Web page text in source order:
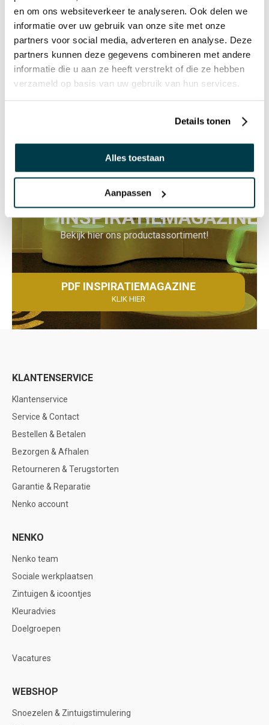
en om ons websiteverkeer te analyseren. Ook delen we
informatie over uw gebruik van onze site met onze
partners voor social media, adverteren en analyse. Deze
partners kunnen deze gegevens combineren met andere
informatie die u aan ze heeft verstrekt of die ze hebben
verzameld op basis van uw gebruik van hun services.
Details tonen
Alles toestaan
Aanpassen
PRODUCTREVIEWS SCHRIJF EEN REVIEW
Er zijn nog geen reviews. Klik op de knop hierboven om
INSPIRATIEMAGAZINE
Bekijk hier ons productassortiment!
PDF INSPIRATIEMAGAZINE
KLIK HIER
KLANTENSERVICE
Klantenservice
Service & Contact
Bestellen & Betalen
Bezorgen & Afhalen
Retourneren & Terugstorten
Garantie & Reparatie
Nenko account
NENKO
Nenko team
Sociale werkplaatsen
Zintuigen & icoontjes
Kleuradvies
Doelgroepen
Vacatures
WEBSHOP
Snoezelen & Zintuigstimulering